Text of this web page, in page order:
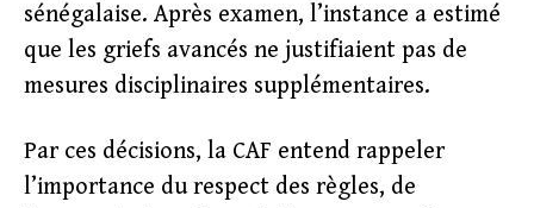
sénégalaise. Après examen, l’instance a estimé
que les griefs avancés ne justifiaient pas de
mesures disciplinaires supplémentaires.
Par ces décisions, la CAF entend rappeler
l’importance du respect des règles, de